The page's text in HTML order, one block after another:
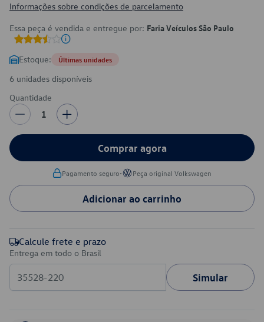
Informações sobre condições de parcelamento
Essa peça é vendida e entregue por: Faria Veículos São Paulo
Estoque: Últimas unidades
6 unidades disponíveis
Quantidade
1
Comprar agora
Pagamento seguro• Peça original Volkswagen
Adicionar ao carrinho
Calcule frete e prazo
Entrega em todo o Brasil
Simular